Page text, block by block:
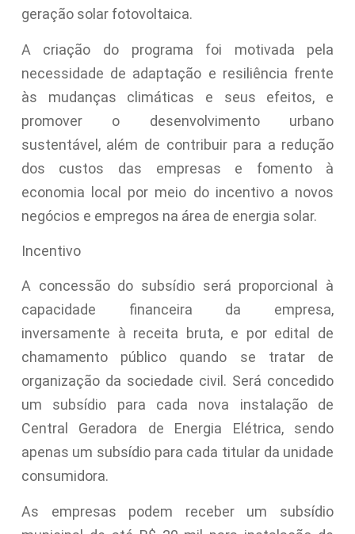
geração solar fotovoltaica.
A criação do programa foi motivada pela
necessidade de adaptação e resiliência frente
às mudanças climáticas e seus efeitos, e
promover o desenvolvimento urbano
sustentável, além de contribuir para a redução
dos custos das empresas e fomento à
economia local por meio do incentivo a novos
negócios e empregos na área de energia solar.
Incentivo
A concessão do subsídio será proporcional à
capacidade financeira da empresa,
inversamente à receita bruta, e por edital de
chamamento público quando se tratar de
organização da sociedade civil. Será concedido
um subsídio para cada nova instalação de
Central Geradora de Energia Elétrica, sendo
apenas um subsídio para cada titular da unidade
consumidora.
As empresas podem receber um subsídio